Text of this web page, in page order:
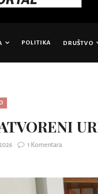
POLITIKA DRUŠTVO
1 Komentara